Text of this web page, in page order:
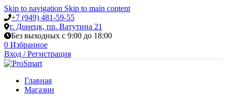
Skip to navigation Skip to main content
+7 (949) 481-59-55
г. Донецк, пр. Ватутина 21
Без выходных с 9:00 до 18:00
0 Избранное
Вход / Регистрация
Главная
Магазин